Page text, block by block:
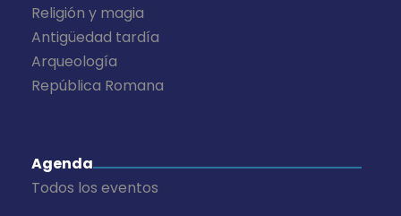
Religión y magia
Antigüedad tardía
Arqueología
República Romana
Agenda
Todos los eventos